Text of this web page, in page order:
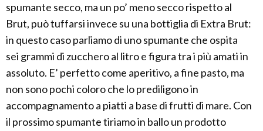
spumante secco, ma un po’ meno secco rispetto al
Brut, può tuffarsi invece su una bottiglia di Extra Brut:
in questo caso parliamo di uno spumante che ospita
sei grammi di zucchero al litro e figura tra i più amati in
assoluto. E’ perfetto come aperitivo, a fine pasto, ma
non sono pochi coloro che lo prediligono in
accompagnamento a piatti a base di frutti di mare. Con
il prossimo spumante tiriamo in ballo un prodotto